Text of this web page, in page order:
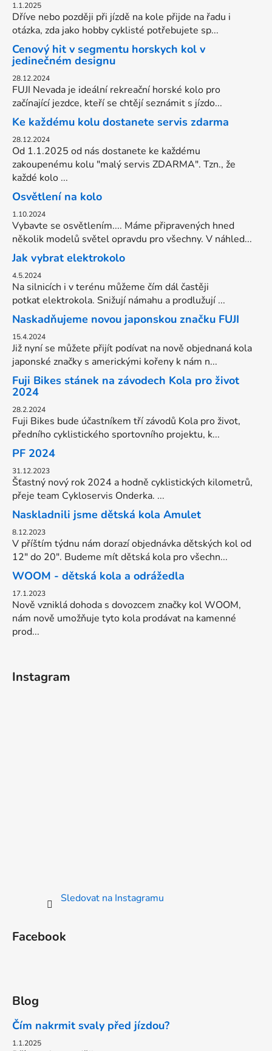
1.1.2025
Dříve nebo později při jízdě na kole přijde na řadu i
otázka, zda jako hobby cyklisté potřebujete sp...
Cenový hit v segmentu horskych kol v
jedinečném designu
28.12.2024
FUJI Nevada je ideální rekreační horské kolo pro
začínající jezdce, kteří se chtějí seznámit s jízdo...
Ke každému kolu dostanete servis zdarma
28.12.2024
Od 1.1.2025 od nás dostanete ke každému
zakoupenému kolu "malý servis ZDARMA". Tzn., že
každé kolo ...
Osvětlení na kolo
1.10.2024
Vybavte se osvětlením.... Máme připravených hned
několik modelů světel opravdu pro všechny. V náhled...
Jak vybrat elektrokolo
4.5.2024
Na silnicích i v terénu můžeme čím dál častěji
potkat elektrokola. Snižují námahu a prodlužují ...
Naskadňujeme novou japonskou značku FUJI
15.4.2024
Již nyní se můžete přijít podívat na nově objednaná kola
japonské značky s americkými kořeny k nám n...
Fuji Bikes stánek na závodech Kola pro život
2024
28.2.2024
Fuji Bikes bude účastníkem tří závodů Kola pro život,
předního cyklistického sportovního projektu, k...
PF 2024
31.12.2023
Šťastný nový rok 2024 a hodně cyklistických kilometrů,
přeje team Cykloservis Onderka. ...
Naskladnili jsme dětská kola Amulet
8.12.2023
V příštím týdnu nám dorazí objednávka dětských kol od
12" do 20". Budeme mít dětská kola pro všechn...
WOOM - dětská kola a odrážedla
17.1.2023
Nově vzniklá dohoda s dovozcem značky kol WOOM,
nám nově umožňuje tyto kola prodávat na kamenné
prod...
Instagram
Sledovat na Instagramu
Facebook
Blog
Čím nakrmit svaly před jízdou?
1.1.2025